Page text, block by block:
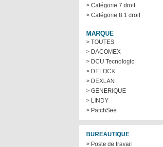
> Catégorie 7 droit
> Catégorie 8.1 droit
MARQUE
> TOUTES
> DACOMEX
> DCU Tecnologic
> DELOCK
> DEXLAN
> GENERIQUE
> LINDY
> PatchSee
BUREAUTIQUE
> Poste de travail